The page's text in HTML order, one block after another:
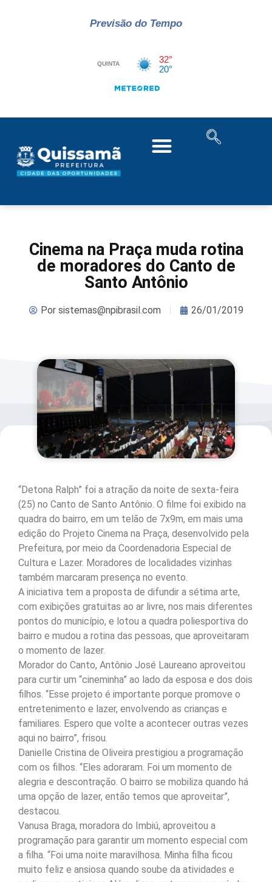
Previsão do Tempo
Cinema na Praça muda rotina
de moradores do Canto de
Santo Antônio
Porsistemas@npibrasil.com 26/01/2019
“Detona Ralph” foi a atração da noite de sexta-feira
(25) no Canto de Santo Antônio. O filme foi exibido na
quadra do bairro, em um telão de 7x9m, em mais uma
edição do Projeto Cinema na Praça, desenvolvido pela
Prefeitura, por meio da Coordenadoria Especial de
Cultura e Lazer. Moradores de localidades vizinhas
também marcaram presença no evento.
A iniciativa tem a proposta de difundir a sétima arte,
com exibições gratuitas ao ar livre, nos mais diferentes
pontos do município, e lotou a quadra poliesportiva do
bairro e mudou a rotina das pessoas, que aproveitaram
o momento de lazer.
Morador do Canto, Antônio José Laureano aproveitou
para curtir um “cineminha” ao lado da esposa e dos dois
filhos. “Esse projeto é importante porque promove o
entretenimento e lazer, envolvendo as crianças e
familiares. Espero que volte a acontecer outras vezes
aqui no bairro”, frisou.
Danielle Cristina de Oliveira prestigiou a programação
com os filhos. “Eles adoraram. Foi um momento de
alegria e descontração. O bairro se mobiliza quando há
uma opção de lazer, então temos que aproveitar”,
destacou.
Vanusa Braga, moradora do Imbiú, aproveitou a
programação para garantir um momento especial com
a filha. “Foi uma noite maravilhosa. Minha filha ficou
muito feliz e ansiosa quando soube da atividades e